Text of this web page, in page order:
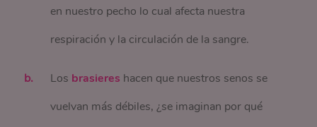
en nuestro pecho lo cual afecta nuestra
respiración y la circulación de la sangre.
Los brasieres hacen que nuestros senos se
vuelvan más débiles, ¿se imaginan por qué